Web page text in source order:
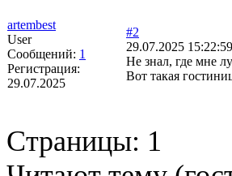
artembest
User
Сообщений: 1
Регистрация:
29.07.2025
#2
29.07.2025 15:22:59
Не знал, где мне
Вот такая
Страницы: 1